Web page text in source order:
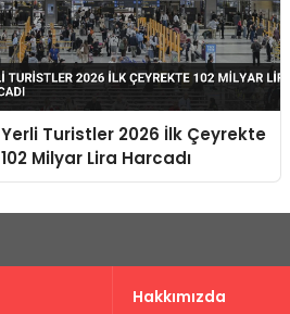
Yerli Turistler 2026 İlk Çeyrekte
102 Milyar Lira Harcadı
Hakkımızda